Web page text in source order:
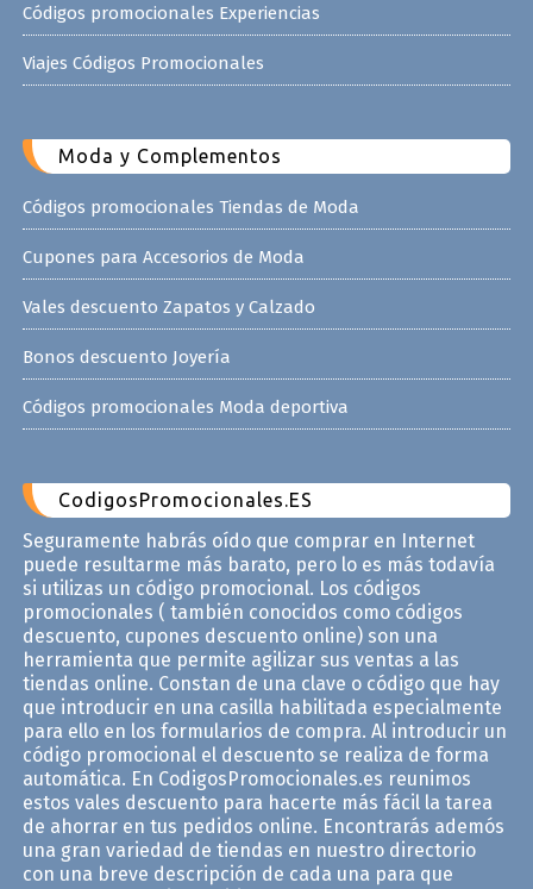
Códigos promocionales Experiencias
Viajes Códigos Promocionales
Moda y Complementos
Códigos promocionales Tiendas de Moda
Cupones para Accesorios de Moda
Vales descuento Zapatos y Calzado
Bonos descuento Joyería
Códigos promocionales Moda deportiva
CodigosPromocionales.ES
Seguramente habrás oído que comprar en Internet
puede resultarme más barato, pero lo es más todavía
si utilizas un código promocional. Los códigos
promocionales ( también conocidos como códigos
descuento, cupones descuento online) son una
herramienta que permite agilizar sus ventas a las
tiendas online. Constan de una clave o código que hay
que introducir en una casilla habilitada especialmente
para ello en los formularios de compra. Al introducir un
código promocional el descuento se realiza de forma
automática. En CodigosPromocionales.es reunimos
estos vales descuento para hacerte más fácil la tarea
de ahorrar en tus pedidos online. Encontrarás ademós
una gran variedad de tiendas en nuestro directorio
con una breve descripción de cada una para que